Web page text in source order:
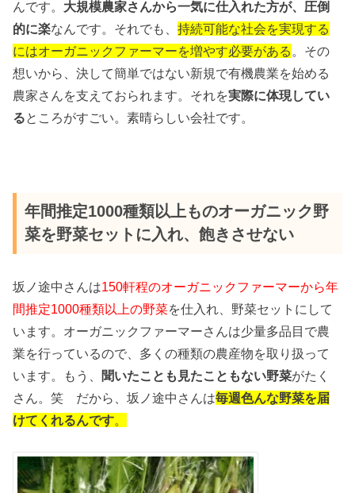
んです。 大規模農家さんから一気に仕入れた方が、圧倒
的に楽なんです。それでも、持続可能な社会を実現する
にはオーガニックファーマーを増やす必要がある 。その
想いから、決して簡単ではない新規で有機農業を始める
農家さんを支えておられます。それを実際に体現してい
るところがすごい。素晴らしい会社です。
年間推定1000種類以上ものオーガニック野
菜を野菜セットに入れ、飽きさせない
坂ノ途中さんは150軒程のオーガニックファーマーから年
間推定1000種類以上の野菜を仕入れ、野菜セットにして
います。オーガニックファーマーさんは少量多品目で農
業を行っているので、多くの種類の農産物を取り扱って
います。もう、 聞いたことも見たこともない野菜がたく
さん。笑 だから、坂ノ途中さんは毎週色んな野菜を届
けてくれるんです。